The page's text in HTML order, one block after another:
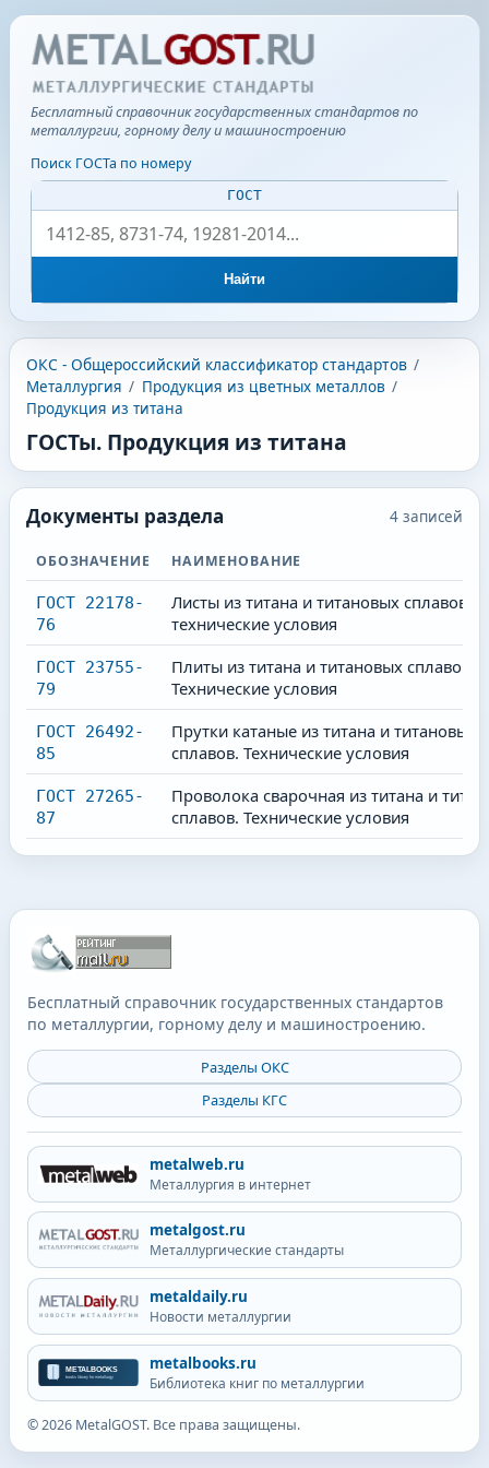
Бесплатный справочник государственных стандартов по
металлургии, горному делу и машиностроению
Поиск ГОСТа по номеру
ГОСТ
Найти
ОКС - Общероссийский классификатор стандартов /
Металлургия / Продукция из цветных металлов /
Продукция из титана
ГОСТы. Продукция из титана
Документы раздела 4 записей
ОБОЗНАЧЕНИЕ НАИМЕНОВАНИЕ
ГОСТ 22178-
76
Листы из титана и титановых сплавов
технические условия
ГОСТ 23755-
79
Плиты из титана и титановых сплавов.
Технические условия
ГОСТ 26492-
85
Прутки катаные из титана и титановых
сплавов. Технические условия
ГОСТ 27265-
87
Проволока сварочная из титана и
сплавов. Технические условия
Бесплатный справочник государственных стандартов
по металлургии, горному делу и машиностроению.
Разделы ОКС
Разделы КГС
metalweb.ru
Металлургия в интернет
metalgost.ru
Металлургические стандарты
metaldaily.ru
Новости металлургии
metalbooks.ru
Библиотека книг по металлургии
©2026 MetalGOST. Все права защищены.